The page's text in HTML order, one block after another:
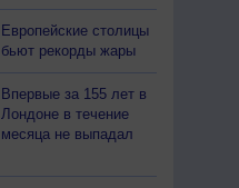
Европейские столицы
бьют рекорды жары
Впервые за 155 лет в
Лондоне в течение
месяца не выпадал